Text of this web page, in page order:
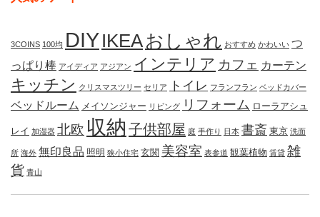
3COINS 100均 DIYIKEAおしゃれ おすすめ かわいい つ
っぱり棒 アイディア アジアン インテリア カフェ カーテン
キッチン クリスマスツリー セリア トイレ フランフラン ベッドカバー
ベッドルーム メイソンジャー リビング リフォーム ローラアシュ
レイ 加湿器 北欧 収納 子供部屋 庭 手作り 日本 書斎 東京 洗面
所 海外 無印良品 照明 狭小住宅 玄関 美容室 表参道 観葉植物 賃貸 雑
貨 青山